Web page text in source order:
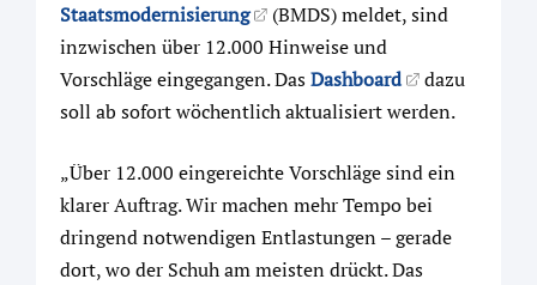
Staatsmodernisierung
(BMDS) meldet, sind
inzwischen über 12.000 Hinweise und
Vorschläge eingegangen. DasDashboard
dazu
soll ab sofort wöchentlich aktualisiert werden.
„Über 12.000 eingereichte Vorschläge sind ein
klarer Auftrag. Wir machen mehr Tempo bei
dringend notwendigen Entlastungen – gerade
dort, wo der Schuh am meisten drückt. Das